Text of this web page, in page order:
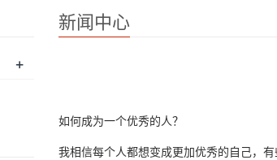
新闻中心
如何成为一个优秀的人？
我相信每个人都想变成更加优秀的自己，
+